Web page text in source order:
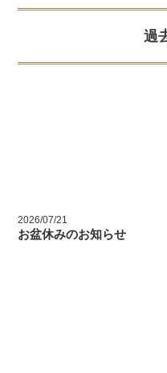
過
2026/07/21
お盆休みのお知らせ